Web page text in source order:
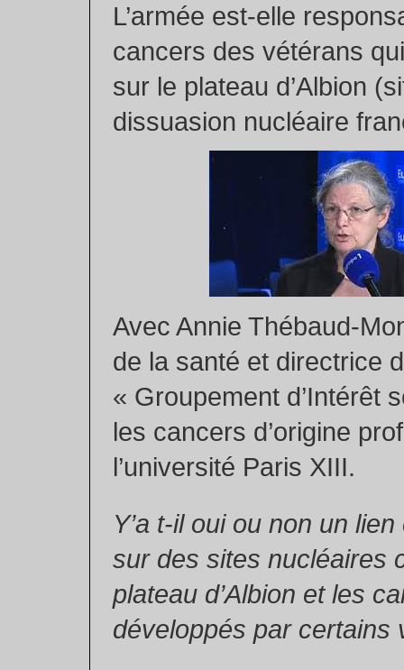
L’armée est-elle
cancers des vétérans
sur le plateau d’Albion
dissuasion nucléaire
Avec Annie Thébaud-
de la santé et directrice
« Groupement d’Intérêt
les cancers d’origine
l’université Paris XIII.
Y’a t-il oui ou non un
sur des sites nucléaires
plateau d’Albion et les
développés par certains